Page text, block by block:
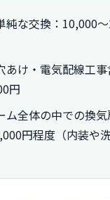
純な交換：10,000
あけ・電気配線工事
円
ム全体の中での換
円程度（内装や